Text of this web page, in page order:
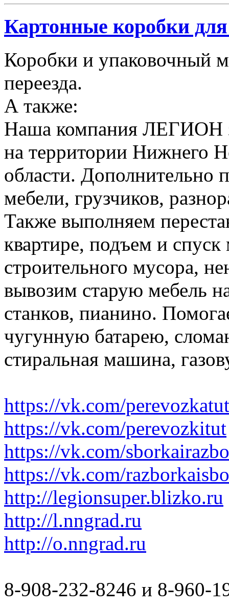
Картонные коробки для
Коробки и упаковочный
переезда.
А также:
Наша компания ЛЕГИОН
на территории Нижнего
области. Дополнительно
мебели, грузчиков,
Также выполняем
квартире, подъем и спуск
строительного мусора,
вывозим старую мебель
станков, пианино.
чугунную батарею,
стиральная машина,
https://vk.com/perevozkatut
https://vk.com/perevozkitut
https://vk.com/
https://vk.com/
http://legionsuper.blizko.ru
http://l.nngrad.ru
http://o.nngrad.ru
8-908-232-8246 и 8-960-